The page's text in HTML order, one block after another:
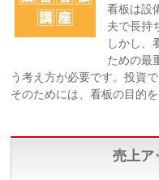
看板は設
夫で長持
しかし、
ための最
う考え方が必要です。投資
そのためには、看板の目的
売上ア